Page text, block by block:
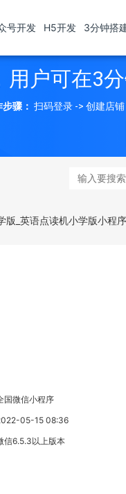
号开发 H5开发 3分钟搭
户可在3
骤： 扫码登录 -> 创建店
版_英语点读机小学版小程
国微信小程序
05-15 08:36
信6.5.3以上版本